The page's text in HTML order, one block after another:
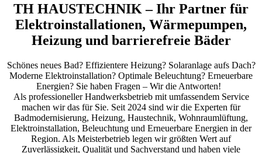
TH HAUSTECHNIK – Ihr Partner für
Elektroinstallationen, Wärmepumpen,
Heizung und barrierefreie Bäder
Schönes neues Bad? Effizientere Heizung? Solaranlage aufs Dach?
Moderne Elektroinstallation? Optimale Beleuchtung? Erneuerbare
Energien? Sie haben Fragen – Wir die Antworten!
Als professioneller Handwerksbetrieb mit umfassendem Service
machen wir das für Sie. Seit 2024 sind wir die Experten für
Badmodernisierung, Heizung, Haustechnik, Wohnraumlüftung,
Elektroinstallation, Beleuchtung und Erneuerbare Energien in der
Region. Als Meisterbetrieb legen wir größten Wert auf
Zuverlässigkeit, Qualität und Sachverstand und haben viele